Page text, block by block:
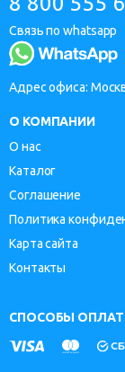
Связь по whatsapp
Адрес офиса:
О КОМПАНИИ
О нас
Каталог
Соглашение
Политика
Карта сайта
Контакты
СПОСОБЫ